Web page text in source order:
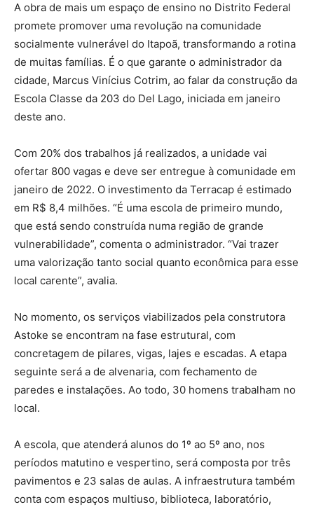
A obra de mais um espaço de ensino no Distrito Federal
promete promover uma revolução na comunidade
socialmente vulnerável do Itapoã, transformando a rotina
de muitas famílias. É o que garante o administrador da
cidade, Marcus Vinícius Cotrim, ao falar da construção da
Escola Classe da 203 do Del Lago, iniciada em janeiro
deste ano.
Com 20% dos trabalhos já realizados, a unidade vai
ofertar 800 vagas e deve ser entregue à comunidade em
janeiro de 2022. O investimento da Terracap é estimado
em R$ 8,4 milhões. “É uma escola de primeiro mundo,
que está sendo construída numa região de grande
vulnerabilidade”, comenta o administrador. “Vai trazer
uma valorização tanto social quanto econômica para esse
local carente”, avalia.
No momento, os serviços viabilizados pela construtora
Astoke se encontram na fase estrutural, com
concretagem de pilares, vigas, lajes e escadas. A etapa
seguinte será a de alvenaria, com fechamento de
paredes e instalações. Ao todo, 30 homens trabalham no
local.
A escola, que atenderá alunos do 1º ao 5º ano, nos
períodos matutino e vespertino, será composta por três
pavimentos e 23 salas de aulas. A infraestrutura também
conta com espaços multiuso, biblioteca, laboratório,